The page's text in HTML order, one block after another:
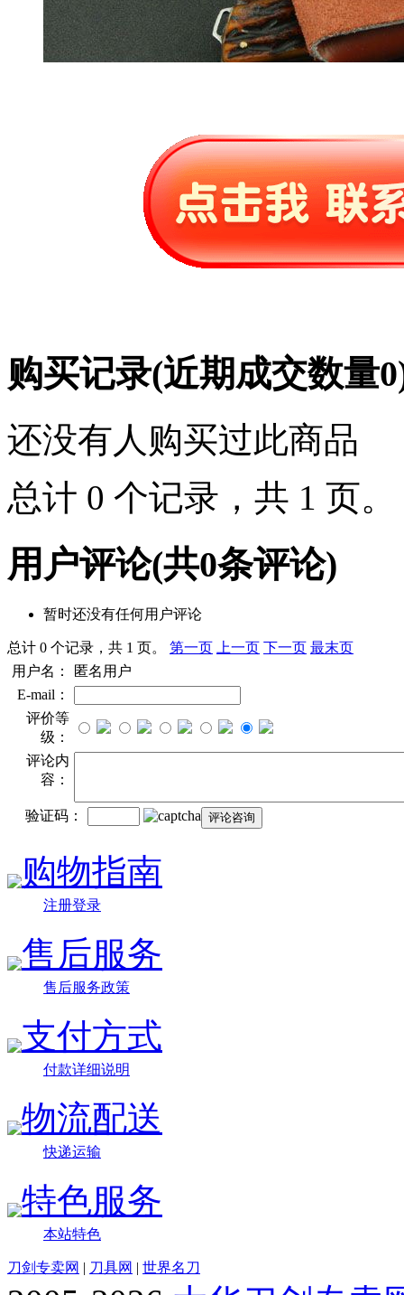
购买记录(近期成交数量0
还没有人购买过此商品
总计 0 个记录，共 1 页。
用户评论(共0条评论)
暂时还没有任何用户评论
总计 0 个记录，共 1 页。 第一页 上一页 下一页 最末页
用户名：
匿名用户
E-mail：
评价等
级：
评论内
容：
验证码：
购物指南
注册登录
售后服务
售后服务政策
支付方式
付款详细说明
物流配送
快递运输
特色服务
本站特色
刀剑专卖网 | 刀具网 | 世界名刀